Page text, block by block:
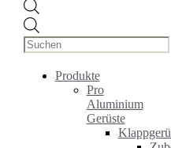
search
Produkte
Pro
Aluminium
Gerüste